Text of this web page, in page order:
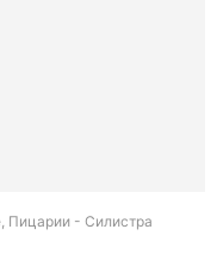
Пицарии - Силистра